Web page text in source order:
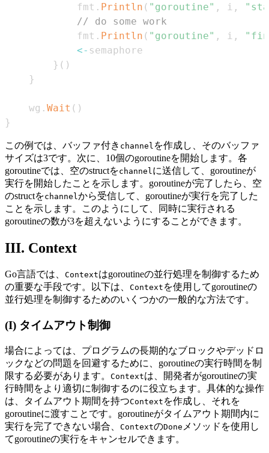
            fmt
. Println ( "goroutine" , i ,
// do some work
            fmt
. Println ( "goroutine" , i ,
<-
} ( )
}
    wg
. Wait ( )
}
この例では、バッファ付き channel を作成し、そのバッファ
サイズは3です。次に、10個のgoroutineを開始します。各
goroutineでは、空のstructをchannelに送信して、goroutineが
実行を開始したことを示します。goroutineが完了したら、空
のstructをchannelから受信して、goroutineが実行を完了した
ことを示します。このようにして、同時に実行される
goroutineの数が3を超えないようにすることができます。
III. Context
Go言語では、 Contextはgoroutineの並行処理を制御するため
の重要な手段です。以下は、 Context を使用してgoroutineの
並行処理を制御するためのいくつかの一般的な方法です。
(I) タイムアウト制御
場合によっては、プログラムの長期的なブロックやデッドロ
ックなどの問題を回避するために、goroutineの実行時間を制
限する必要があります。 Contextは、開発者がgoroutineの実
行時間をより適切に制御するのに役立ちます。具体的な操作
は、タイムアウト期間を持つContext を作成し、それを
goroutineに渡すことです。goroutineがタイムアウト期間内に
実行を完了できない場合、 ContextのDone メソッドを使用し
てgoroutineの実行をキャンセルできます。